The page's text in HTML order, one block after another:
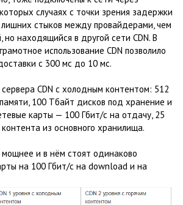
случаях с точки зрения задержки
стыков между провайдерами, чем
находящийся в другой сети CDN. В
использование CDN позволило
с 300 мс до 10 мс.
CDN с холодным контентом: 512
100 Тбайт дисков под хранение и
карты — 100 Гбит/с на отдачу, 25
из основного хранилища.
мощнее и в нём стоят одинаково
на 100 Гбит/с на download и на